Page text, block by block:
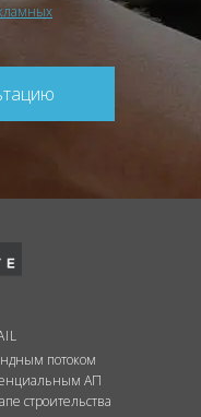
потоком
АП
строительства